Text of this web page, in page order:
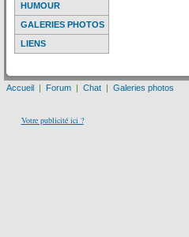
HUMOUR
GALERIES PHOTOS
LIENS
Accueil | Forum | Chat | Galeries photos
Votre publicité ici ?